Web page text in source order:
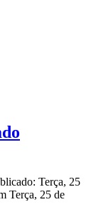
Terça, 25
Terça, 25 de